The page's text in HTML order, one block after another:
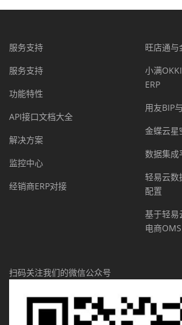
服务支持
服务支持
功能特性
API接口文档大全
解决方案
监控中心
经销商ERP对接
旺店通与
小满
ERP
用友BIP
金蝶云星
数据集成
轻易云数
配置
基于轻易
电商
扫码关注我们的微信公众号